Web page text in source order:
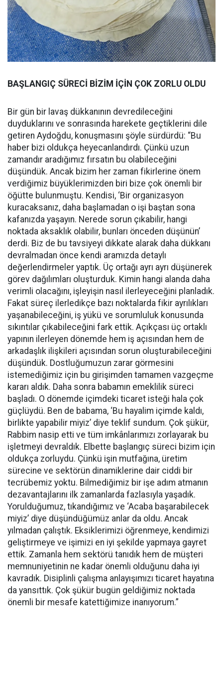
BAŞLANGIÇ SÜRECİ BİZİM İÇİN ÇOK ZORLU OLDU
Bir gün bir lavaş dükkanının devredileceğini
duyduklarını ve sonrasında harekete geçtiklerini dile
getiren Aydoğdu, konuşmasını şöyle sürdürdü: “Bu
haber bizi oldukça heyecanlandırdı. Çünkü uzun
zamandır aradığımız fırsatın bu olabileceğini
düşündük. Ancak bizim her zaman fikirlerine önem
verdiğimiz büyüklerimizden biri bize çok önemli bir
öğütte bulunmuştu. Kendisi, ‘Bir organizasyon
kuracaksanız, daha başlamadan o işi baştan sona
kafanızda yaşayın. Nerede sorun çıkabilir, hangi
noktada aksaklık olabilir, bunları önceden düşünün’
derdi. Biz de bu tavsiyeyi dikkate alarak daha dükkanı
devralmadan önce kendi aramızda detaylı
değerlendirmeler yaptık. Üç ortağı ayrı ayrı düşünerek
görev dağılımları oluşturduk. Kimin hangi alanda daha
verimli olacağını, işleyişin nasıl ilerleyeceğini planladık.
Fakat süreç ilerledikçe bazı noktalarda fikir ayrılıkları
yaşanabileceğini, iş yükü ve sorumluluk konusunda
sıkıntılar çıkabileceğini fark ettik. Açıkçası üç ortaklı
yapının ilerleyen dönemde hem iş açısından hem de
arkadaşlık ilişkileri açısından sorun oluşturabileceğini
düşündük. Dostluğumuzun zarar görmesini
istemediğimiz için bu girişimden tamamen vazgeçme
kararı aldık. Daha sonra babamın emeklilik süreci
başladı. O dönemde içimdeki ticaret isteği hala çok
güçlüydü. Ben de babama, ‘Bu hayalim içimde kaldı,
birlikte yapabilir miyiz’ diye teklif sundum. Çok şükür,
Rabbim nasip etti ve tüm imkânlarımızı zorlayarak bu
işletmeyi devraldık. Elbette başlangıç süreci bizim için
oldukça zorluydu. Çünkü işin mutfağına, üretim
sürecine ve sektörün dinamiklerine dair ciddi bir
tecrübemiz yoktu. Bilmediğimiz bir işe adım atmanın
dezavantajlarını ilk zamanlarda fazlasıyla yaşadık.
Yorulduğumuz, tıkandığımız ve ‘Acaba başarabilecek
miyiz’ diye düşündüğümüz anlar da oldu. Ancak
yılmadan çalıştık. Eksiklerimizi öğrenmeye, kendimizi
geliştirmeye ve işimizi en iyi şekilde yapmaya gayret
ettik. Zamanla hem sektörü tanıdık hem de müşteri
memnuniyetinin ne kadar önemli olduğunu daha iyi
kavradık. Disiplinli çalışma anlayışımızı ticaret hayatına
da yansıttık. Çok şükür bugün geldiğimiz noktada
önemli bir mesafe katettiğimize inanıyorum.”